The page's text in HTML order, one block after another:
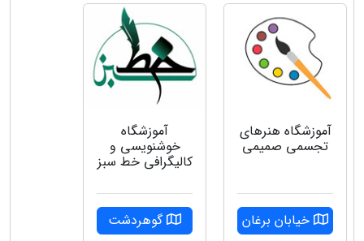
آموزشگاه هنرهای
تجسمی صمیمی
خیابان برغان
آموزشگاه
خوشنویسی و
کالیگرافی خط سبز
گوهردشت